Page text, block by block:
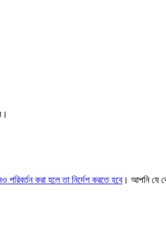
পরিবর্তন করা হলে তা নির্দেশ করতে হবে। আপনি যে